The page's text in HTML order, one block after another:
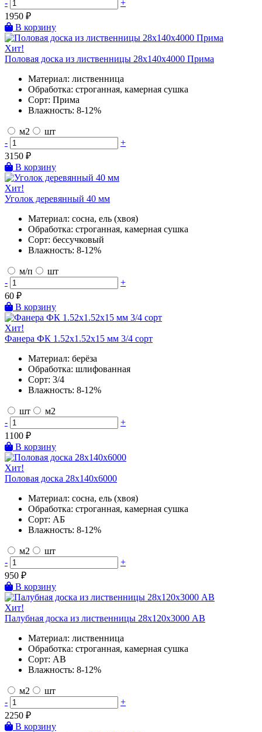
-
+
1950 ₽
В корзину
Хит!
Половая доска из лиственницы 28х140х4000 Прима
Материал: лиственница
Обработка: строганная, камерная сушка
Сорт: Прима
Влажность: 8-12%
м2
шт
-
+
3150 ₽
В корзину
Хит!
Уголок деревянный 40 мм
Материал: сосна, ель (хвоя)
Обработка: строганная, камерная сушка
Сорт: бессучковый
Влажность: 8-12%
м/п
шт
-
+
60 ₽
В корзину
Хит!
Фанера ФК 1.52х1.52х15 мм 3/4 сорт
Материал: берёза
Обработка: шлифованная
Сорт: 3/4
Влажность: 8-12%
шт
м2
-
+
1100 ₽
В корзину
Хит!
Половая доска 28х140х6000
Материал: сосна, ель (хвоя)
Обработка: строганная, камерная сушка
Сорт: АБ
Влажность: 8-12%
м2
шт
-
+
950 ₽
В корзину
Хит!
Палубная доска из лиственницы 28х120х3000 AB
Материал: лиственница
Обработка: строганная, камерная сушка
Сорт: AB
Влажность: 8-12%
м2
шт
-
+
2250 ₽
В корзину